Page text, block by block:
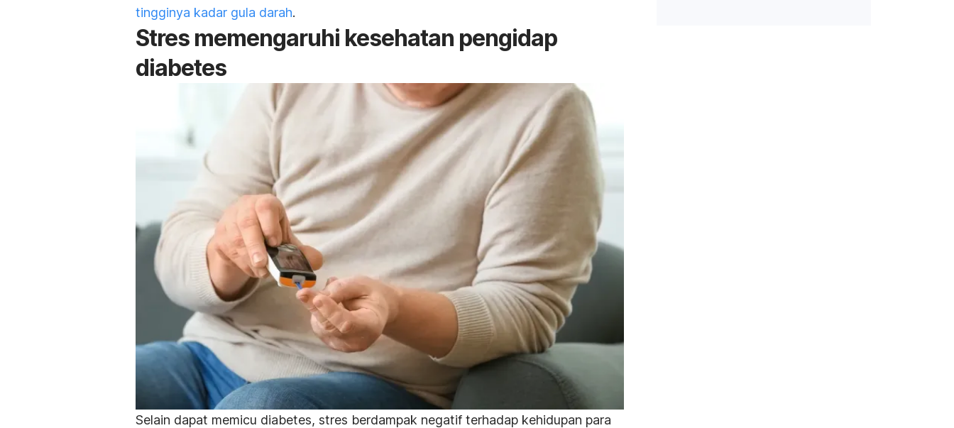
tingginya kadar gula darah.
Stres memengaruhi kesehatan pengidap
diabetes
Selain dapat memicu diabetes, stres berdampak negatif terhadap kehidupan para